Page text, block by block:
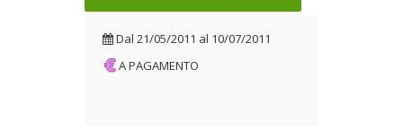
Dal 21/05/2011 al 10/07/2011
A PAGAMENTO